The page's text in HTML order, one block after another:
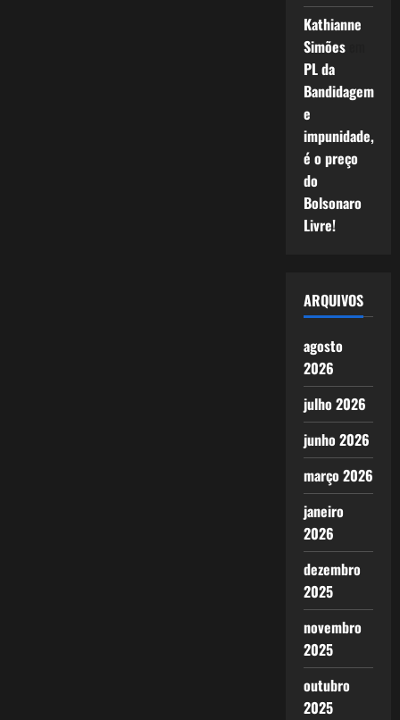
Kathianne
Simõesem
PL da
Bandidagem
e
impunidade,
é o preço
do
Bolsonaro
Livre!
ARQUIVOS
agosto
2026
julho 2026
junho 2026
março 2026
janeiro
2026
dezembro
2025
novembro
2025
outubro
2025